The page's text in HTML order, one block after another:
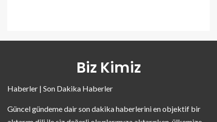
Biz Kimiz
Haberler | Son Dakika Haberler
Güncel gündeme dair son dakika haberlerini en objektif bir